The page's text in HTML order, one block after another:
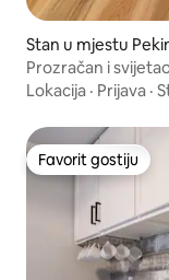
Stan u mjestu
Prozračan i
Blizu parka
Lokacija · Prijava ·
Favorit gostiju
Favorit gostiju